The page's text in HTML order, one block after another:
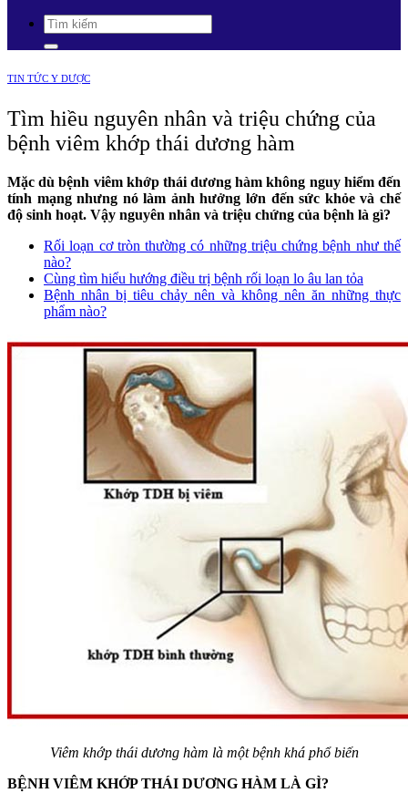
TIN TỨC Y DƯỢC
Tìm hiều nguyên nhân và triệu chứng của
bệnh viêm khớp thái dương hàm
Mặc dù bệnh viêm khớp thái dương hàm không nguy hiểm đến
tính mạng nhưng nó làm ảnh hưởng lớn đến sức khỏe và chế
độ sinh hoạt. Vậy nguyên nhân và triệu chứng của bệnh là gì?
Rối loạn cơ tròn thường có những triệu chứng bệnh như thế
nào?
Cùng tìm hiểu hướng điều trị bệnh rối loạn lo âu lan tỏa
Bệnh nhân bị tiêu chảy nên và không nên ăn những thực
phẩm nào?
Viêm khớp thái dương hàm là một bệnh khá phổ biến
BỆNH VIÊM KHỚP THÁI DƯƠNG HÀM LÀ GÌ?